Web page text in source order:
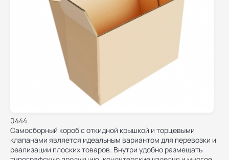
0444
Самосборный короб с откидной крышкой и торцевыми
клапанами является идеальным вариантом для перевозки и
реализации плоских товаров. Внутри удобно размещать